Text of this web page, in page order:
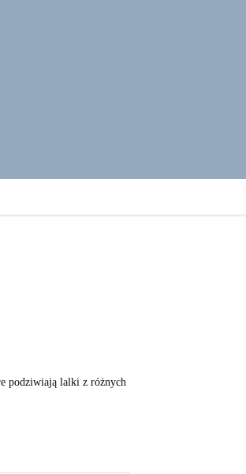
podziwiają lalki z różnych